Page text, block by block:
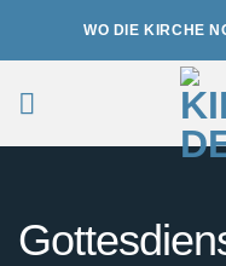
WO DIE KIRCHE